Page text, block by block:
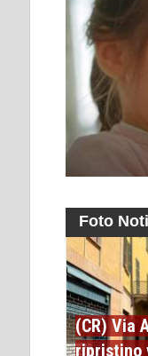
Foto
(CR) Via
ripristino